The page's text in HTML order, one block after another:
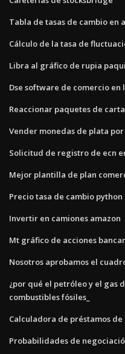
Tabla de tasas de cambio en
Cálculo de la tasa de
Libra al gráfico de rupia
Dse software de comercio en
Reaccionar paquetes de
Vender monedas de plata
Solicitud de registro de ecn
Mejor plantilla de plan
Precio tasa de cambio python
Invertir en camiones amazon
Mt gráfico de acciones
Nosotros aprobamos el
¿por qué el petróleo y el gas
combustibles fósiles_
Calculadora de préstamos
Probabilidades de